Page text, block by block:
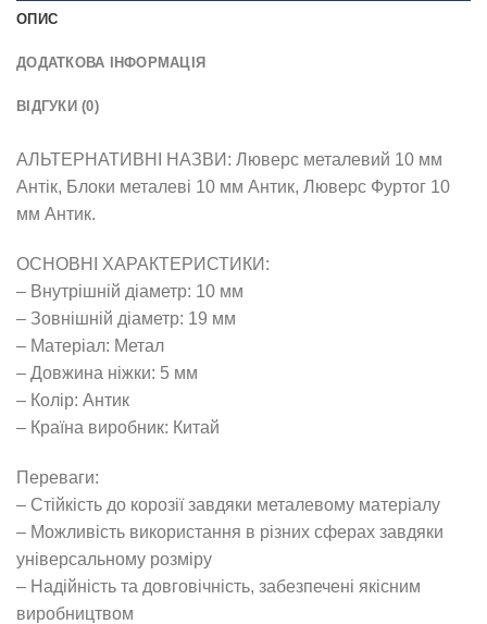
ОПИС
ДОДАТКОВА ІНФОРМАЦІЯ
ВІДГУКИ (0)
АЛЬТЕРНАТИВНІ НАЗВИ: Люверс металевий 10 мм
Антік, Блоки металеві 10 мм Антик, Люверс Фуртог 10
мм Антик.
ОСНОВНІ ХАРАКТЕРИСТИКИ:
– Внутрішній діаметр: 10 мм
– Зовнішній діаметр: 19 мм
– Матеріал: Метал
– Довжина ніжки: 5 мм
– Колір: Антик
– Країна виробник: Китай
Переваги:
– Стійкість до корозії завдяки металевому матеріалу
– Можливість використання в різних сферах завдяки
універсальному розміру
– Надійність та довговічність, забезпечені якісним
виробництвом